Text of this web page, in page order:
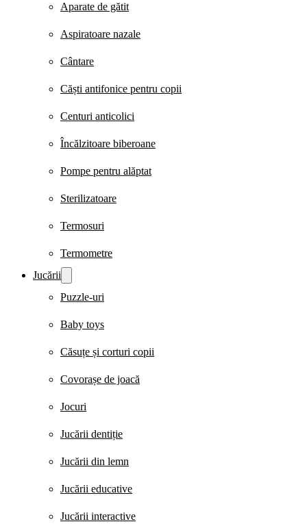
Aparate de gătit
Aspiratoare nazale
Cântare
Căști antifonice pentru copii
Centuri anticolici
Încălzitoare biberoane
Pompe pentru alăptat
Sterilizatoare
Termosuri
Termometre
Jucării
Puzzle-uri
Baby toys
Căsuțe și corturi copii
Covorașe de joacă
Jocuri
Jucării dentiție
Jucării din lemn
Jucării educative
Jucării interactive